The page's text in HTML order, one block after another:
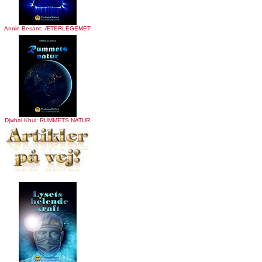
Annie Besant: ÆTERLEGEMET
Djwhal Khul: RUMMETS NATUR